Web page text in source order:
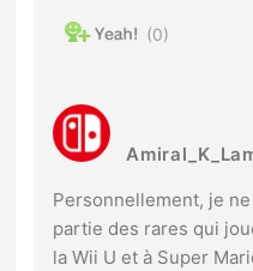
0
Personnellement, je
partie des rares qui
la Wii U et à Super